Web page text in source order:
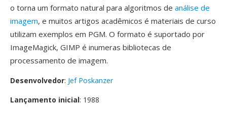
o torna um formato natural para algoritmos de análise de
imagem, e muitos artigos acadêmicos é materiais de curso
utilizam exemplos em PGM. O formato é suportado por
ImageMagick, GIMP é inumeras bibliotecas de
processamento de imagem.
Desenvolvedor: Jef Poskanzer
Lançamento inicial: 1988